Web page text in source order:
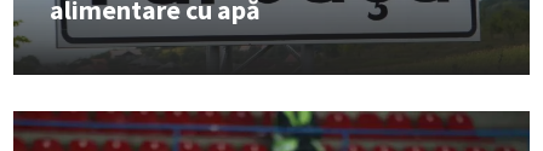
alimentare cu apă